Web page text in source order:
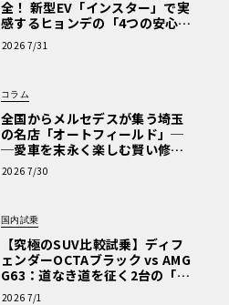
全！ 新型EV「インスター」で実
感するヒョンデの「4つの安心」
【第1回・ヒョンデ6つの疑問：
Why? Hyundai?】〈PR〉
2026 7/31
コラム
全国からメルセデスが集う埼玉
の名店「オートフィールド」─
─愛車を末永く楽しむ賢い修理
術と、プロがフックス製オイル
を選ぶ理由〈PR〉
2026 7/30
国内試乗
【究極のSUV比較試乗】ディフ
ェンダーOCTAブラック vs AMG
G63：道なき道を征く2台の「対
極的アプローチ」
2026 7/1